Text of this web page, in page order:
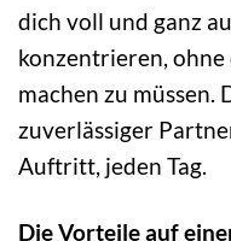
dich voll und ganz
konzentrieren,
machen zu müssen.
zuverlässiger
Auftritt, jeden Tag.
Die Vorteile auf